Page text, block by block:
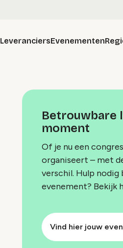
LeveranciersEvenementen
Betrouwbare
moment
Of je nu een
organiseert – met
verschil. Hulp nodig
evenement? Bekijk
Vind hier jouw